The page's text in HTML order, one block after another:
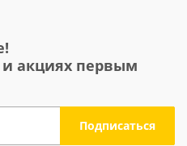
и акциях первым